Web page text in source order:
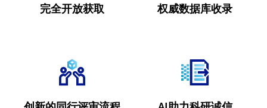
完全开放获取 权威数据库收录